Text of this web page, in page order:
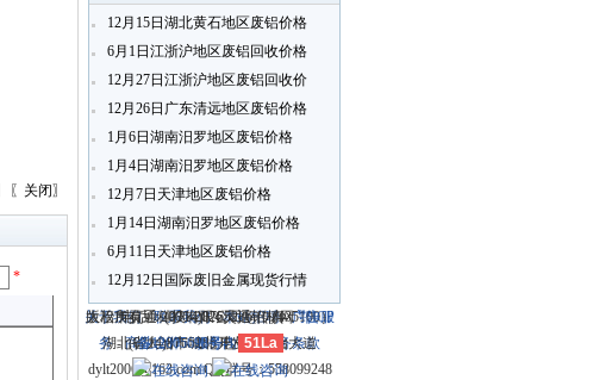
关闭〗
*
12月15日湖北黄石地区废铝价格
6月1日江浙沪地区废铝回收价格
12月27日江浙沪地区废铝回收价
12月26日广东清远地区废铝价格
1月6日湖南汨罗地区废铝价格
1月4日湖南汨罗地区废铝价格
12月7日天津地区废铝价格
1月14日湖南汨罗地区废铝价格
6月11日天津地区废铝价格
12月12日国际废旧金属现货行情
关于我们-联系我们-本站招聘-广告服
务- 商业合作-服务内容-服务条款
电话：(0714)8765286 传真：
(0714)8765285 电子邮件：
dylt2006@163.com QQ群号：558099248
大冶市灵通科技有限公司 @ （435100）
湖北省大冶市城北开发区新冶大道
版权所有 © 2006-2026灵通铝材网鄂ICP
备12005698号-1
51La